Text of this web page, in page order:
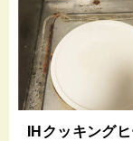
IHクッキング